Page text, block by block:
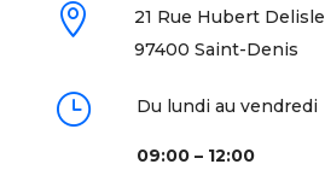

21 Rue Hubert Delisle
97400 Saint-Denis
} Du lundi au vendredi
09:00 – 12:00